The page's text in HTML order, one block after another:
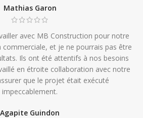
Mathias Garon
avec MB Construction pour notre
et je ne pourrais pas être
Ils ont été attentifs à nos besoins
en étroite collaboration avec notre
que le projet était exécuté
impeccablement.
Agapite Guindon